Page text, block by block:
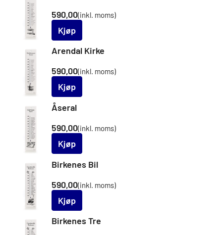
590,00(inkl. moms)
Kjøp
Arendal Kirke
590,00(inkl. moms)
Kjøp
Åseral
590,00(inkl. moms)
Kjøp
Birkenes Bil
590,00(inkl. moms)
Kjøp
Birkenes Tre